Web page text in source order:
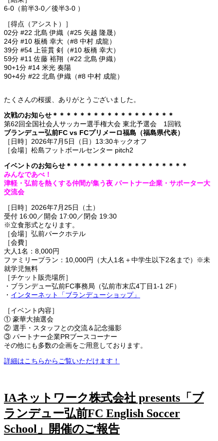
6-0（前半3-0／後半3-0 ）
［得点（アシスト）］
02分 #22 北島 伊織（#25 矢越 隆晟）
24分 #10 板橋 幸大（#8 中村 成龍）
39分 #54 上笹貫 剣（#10 板橋 幸大）
59分 #11 佐藤 裕翔（#22 北島 伊織）
90+1分 #14 米光 奏陽
90+4分 #22 北島 伊織（#8 中村 成龍）
たくさんの桜援、ありがとうございました。
次戦のお知らせ＊＊＊＊＊＊＊＊＊＊＊＊＊＊＊＊＊＊
第62回全国社会人サッカー選手権大会 東北予選会 1回戦
ブランデュー弘前FC vs FCプリメーロ福島（福島県代表）
［日時］2026年7月5日（日）13:30キックオフ
［会場］松島フットボールセンター pitch2
イベントのお知らせ＊＊＊＊＊＊＊＊＊＊＊＊＊＊＊＊＊＊
みんなであべ！
津軽・弘前を熱くする仲間が集う夜 パートナー企業・サポーター大
交流会
［日時］2026年7月25日（土）
受付 16:00／開会 17:00／閉会 19:30
※立食形式となります。
［会場］弘前パークホテル
［会費］
大人1名：8,000円
ファミリープラン：10,000円（大人1名＋中学生以下2名まで）※未
就学児無料
［チケット販売場所］
・ブランデュー弘前FC事務局（弘前市末広4丁目1-1 2F）
・ インターネット「ブランデューショップ」
［イベント内容］
① 豪華大抽選会
② 選手・スタッフとの交流＆記念撮影
③ パートナー企業PRブースコーナー
その他にも多数の企画をご用意しております。
詳細はこちらからご覧いただけます！
IAネットワーク株式会社 presents「ブ
ランデュー弘前FC English Soccer
School」開催のご報告